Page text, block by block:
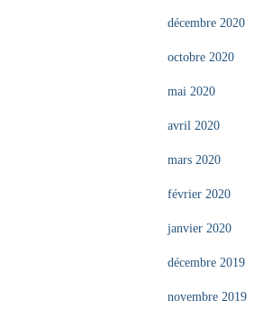
décembre 2020
octobre 2020
mai 2020
avril 2020
mars 2020
février 2020
janvier 2020
décembre 2019
novembre 2019